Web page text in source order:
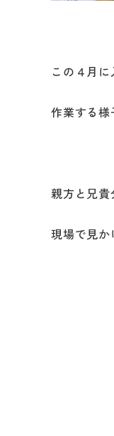
この４月に
作業する様
親方と兄貴
現場で見か